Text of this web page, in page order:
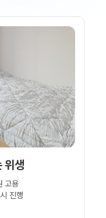
관리 안내
위생
고용
진행